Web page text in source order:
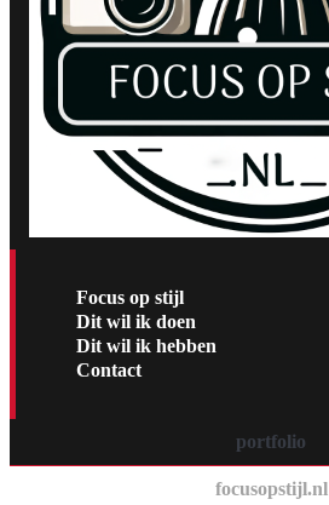
Focus op stijl
Dit wil ik doen
Dit wil ik hebben
Contact
portfolio
focusopstijl.nl